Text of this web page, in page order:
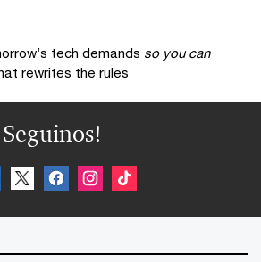
tech demands so you can
rewrites the rules